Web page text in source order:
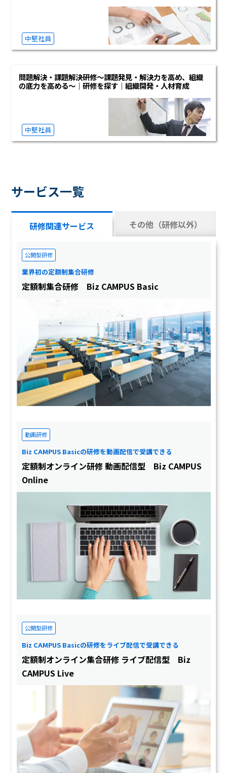
中堅社員
問題解決・課題解決研修～課題発見・解決力を高め、組織
の底力を高める～｜研修を探す｜組織開発・人材育成
中堅社員
サービス一覧
研修関連サービス
公開型研修
業界初の定額制集合研修
定額制集合研修 Biz CAMPUS Basic
動画研修
Biz CAMPUS Basicの研修を動画配信で受講できる
定額制オンライン研修 動画配信型 Biz CAMPUS
Online
公開型研修
Biz CAMPUS Basicの研修をライブ配信で受講できる
定額制オンライン集合研修 ライブ配信型 Biz
CAMPUS Live
その他（研修以外）
サービス